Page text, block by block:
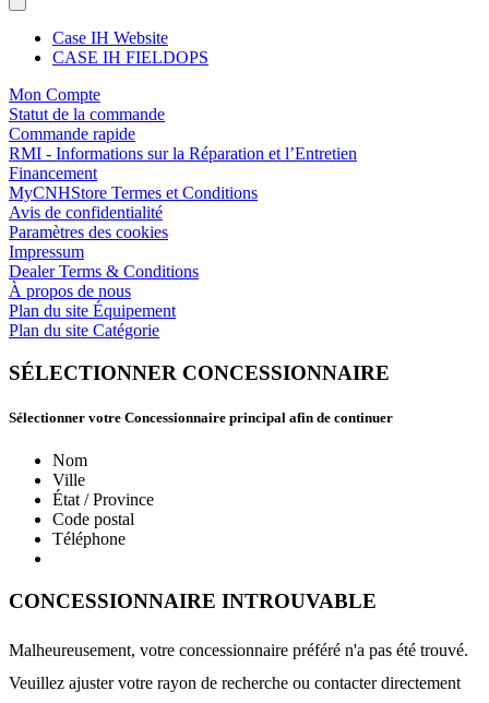
Case IH Website
CASE IH FIELDOPS
Mon Compte
Statut de la commande
Commande rapide
RMI - Informations sur la Réparation et l’Entretien
Financement
MyCNHStore Termes et Conditions
Avis de confidentialité
Paramètres des cookies
Impressum
Dealer Terms & Conditions
À propos de nous
Plan du site Équipement
Plan du site Catégorie
SÉLECTIONNER CONCESSIONNAIRE
Sélectionner votre Concessionnaire principal afin de continuer
Nom
Ville
État / Province
Code postal
Téléphone
CONCESSIONNAIRE INTROUVABLE
Malheureusement, votre concessionnaire préféré n'a pas été trouvé.
Veuillez ajuster votre rayon de recherche ou contacter directement